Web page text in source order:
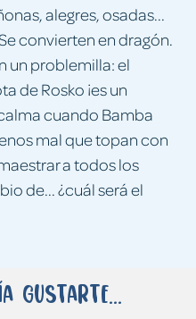
alegres, osadas...
convierten en dragón.
un problemilla: el
de Rosko ¡es un
cuando Bamba
mal que topan con
a todos los
de... ¿cuál será el
gustarte...